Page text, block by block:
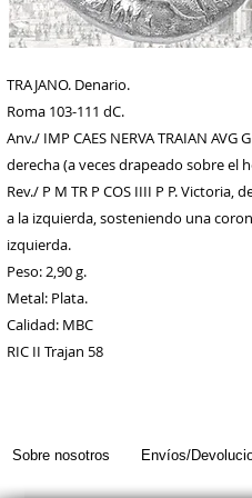
TRAJANO. Denario.
Roma 103-111 dC.
Anv./ IMP CAES NERVA TRAIAN
derecha (a veces drapeado sobre el
Rev./ P M TR P COS IIII P P.
a la izquierda, sosteniendo una
izquierda.
Peso: 2,90 g.
Metal: Plata.
Calidad: MBC
RIC II Trajan 58
Sobre nosotros Envíos/